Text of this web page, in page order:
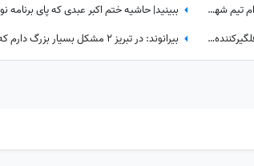
مقصد جدید کاپیتان سابق قرمزها مشخص شد؛ عالیشاه به کدام تیم شهرستانی پیوست؟
ببینید| روزی که با یک خبر غیرمنتظره منفجر شد؛ پیام ویژه و غافلگیرکننده یامال، ستاره تیم اسپانیا برای دختر 28 ساله داور صداتو چه بود؟
بیرانوند: در تبریز 2 مشکل بسیار بزرگ دارم که ....